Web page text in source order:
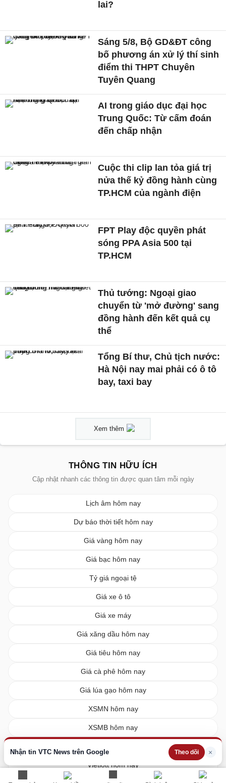
Nhận tin VTC News trên Google Theo dõi ×
lai?
Sáng 5/8, Bộ GD&ĐT công
bố phương án xử lý thí sinh
điểm thi THPT Chuyên
Tuyên Quang
AI trong giáo dục đại học
Trung Quốc: Từ cấm đoán
đến chấp nhận
Cuộc thi clip lan tỏa giá trị
nửa thế kỷ đồng hành cùng
TP.HCM của ngành điện
FPT Play độc quyền phát
sóng PPA Asia 500 tại
TP.HCM
Thủ tướng: Ngoại giao
chuyển từ 'mở đường' sang
đồng hành đến kết quả cụ
thể
Tổng Bí thư, Chủ tịch nước:
Hà Nội nay mai phải có ô tô
bay, taxi bay
Xem thêm
THÔNG TIN HỮU ÍCH
Cập nhật nhanh các thông tin được quan tâm mỗi ngày
Lịch âm hôm nay
Dự báo thời tiết hôm nay
Giá vàng hôm nay
Giá bạc hôm nay
Tỷ giá ngoại tệ
Giá xe ô tô
Giá xe máy
Giá xăng dầu hôm nay
Giá tiêu hôm nay
Giá cà phê hôm nay
Giá lúa gạo hôm nay
XSMN hôm nay
XSMB hôm nay
Vietlott hôm nay